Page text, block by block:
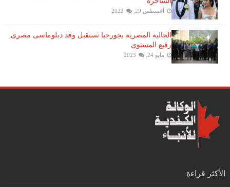
أغسطس 29, 2022
الجالية المصرية بجورجيا تستقبل وفد دبلوماسى مصرى
رفيع المستوى
مايو 24, 2023
الأكثر قراءة